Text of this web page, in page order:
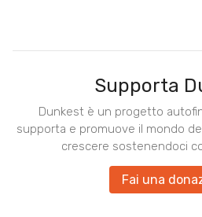
Supporta
Dunkest è un progetto
supporta e promuove il mondo
crescere sostenendoci
Fai una